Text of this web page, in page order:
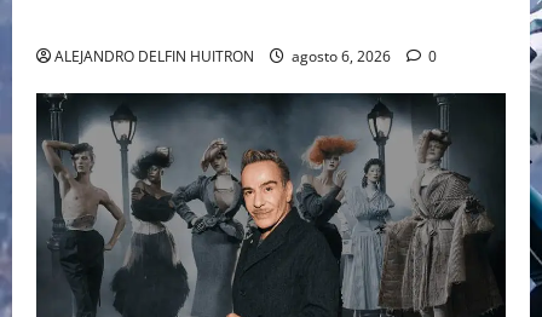
ALEJANDRO DELFIN HUITRON agosto 6, 2026 0